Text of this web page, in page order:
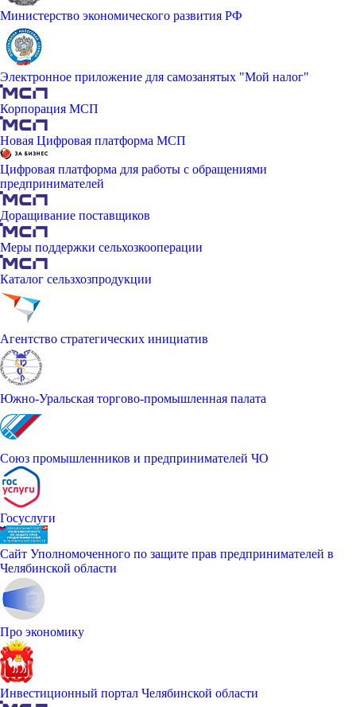
Министерство экономического развития РФ
Электронное приложение для самозанятых "Мой налог"
Корпорация МСП
Новая Цифровая платформа МСП
Цифровая платформа для работы с обращениями
предпринимателей
Доращивание поставщиков
Меры поддержки сельхозкооперации
Каталог сельзхозпродукции
Агентство стратегических инициатив
Южно-Уральская торгово-промышленная палата
Союз промышленников и предпринимателей ЧО
Госуслуги
Сайт Уполномоченного по защите прав предпринимателей в
Челябинской области
Про экономику
Инвестиционный портал Челябинской области